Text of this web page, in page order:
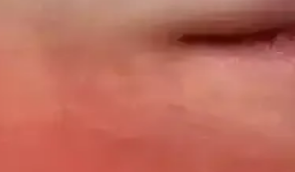
ve kalıcı makyaj görünümü elde etme